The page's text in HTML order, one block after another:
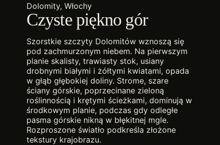
Dolomity, Włochy
Czyste piękno gór
Szorstkie szczyty Dolomitów wznoszą się
pod zachmurzonym niebem. Na pierwszym
planie skalisty, trawiasty stok, usiany
drobnymi białymi i żółtymi kwiatami, opada
w głąb głębokiej doliny. Strome, szare
ściany górskie, poprzecinane zieloną
roślinnością i krętymi ścieżkami, dominują w
środkowym planie, podczas gdy odległe
pasma górskie nikną w błękitnej mgle.
Rozproszone światło podkreśla złożone
tekstury krajobrazu.